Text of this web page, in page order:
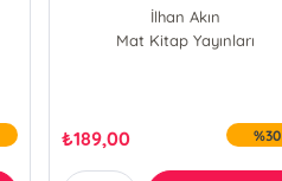
Şifreleri
İlhan Akın
Mat Kitap Yayınları
₺189,00 %30